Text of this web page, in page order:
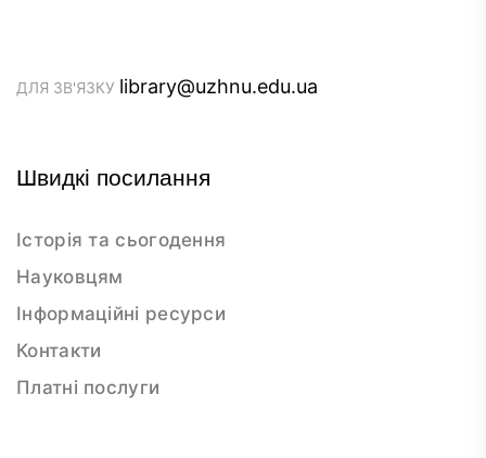
ДЛЯ ЗВ'ЯЗКУ library@uzhnu.edu.ua
Швидкі посилання
Історія та сьогодення
Науковцям
Інформаційні ресурси
Контакти
Платні послуги